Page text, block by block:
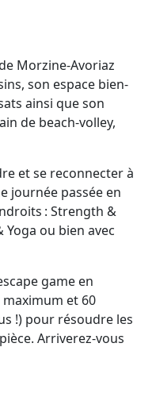
Morzine-Avoriaz
son espace bien-
ainsi que son
de beach-volley,
et se reconnecter à
journée passée en
: Strength &
Yoga ou bien avec
game en
et 60
!) pour résoudre les
Arriverez-vous